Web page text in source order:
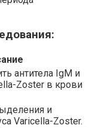
антитела IgM и
Zoster в крови
и
Varicella-Zoster.